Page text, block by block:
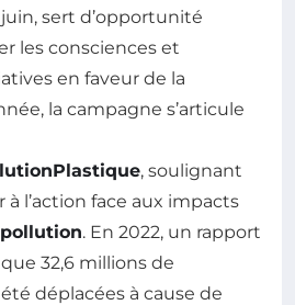
sert d’opportunité
les consciences et
en faveur de la
la campagne s’articule
, soulignant
à l’action face aux impacts
pollution. En 2022, un rapport
32,6 millions de
déplacées à cause de